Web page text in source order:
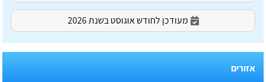
מעודכן לחודש אוגוסט בשנת 2026
אזורים